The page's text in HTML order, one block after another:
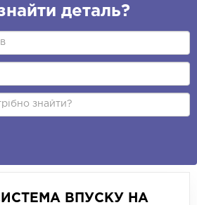
деталь?
ВПУСКУ НА